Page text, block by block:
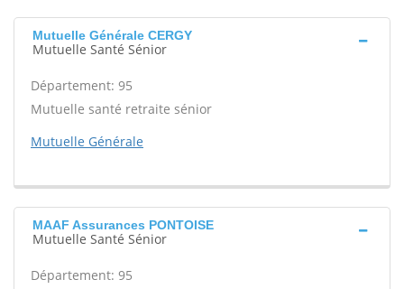
Mutuelle Générale CERGY
Mutuelle Santé Sénior
Département: 95
Mutuelle santé retraite sénior
Mutuelle Générale
MAAF Assurances PONTOISE
Mutuelle Santé Sénior
Département: 95